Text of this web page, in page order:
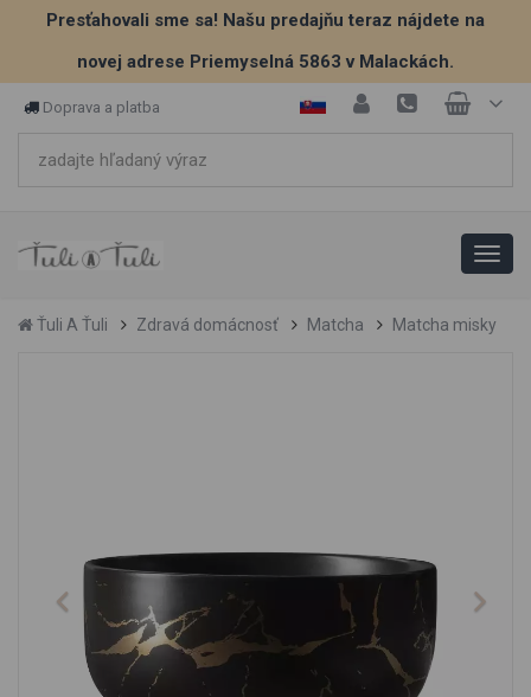
Presťahovali sme sa! Našu predajňu teraz nájdete na
novej adrese Priemyselná 5863 v Malackách.
Doprava a platba
Ťuli A Ťuli Zdravá domácnosť Matcha Matcha misky